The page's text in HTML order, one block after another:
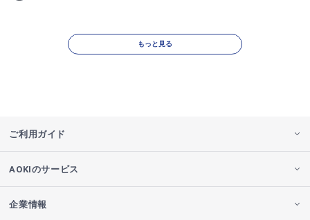
もっと見る
ご利用ガイド
AOKIのサービス
企業情報